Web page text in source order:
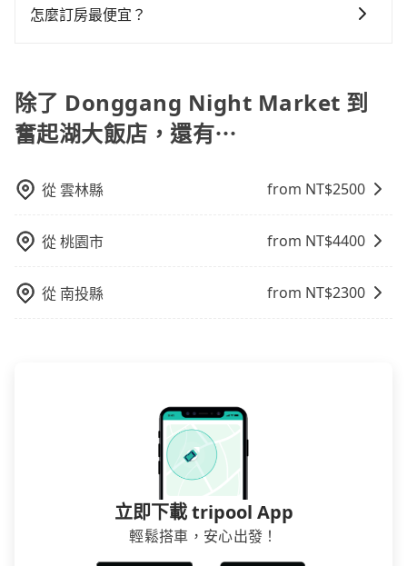
約tripool！如果你是獨自一人乘車，也可參考tripool的
小的風險。最後，雖然路邊隨租隨還看似方便，但實際
奮起湖大飯店的最佳選擇。
確認。一天包車的價格可能跟其他車隊相差無幾，但是
格通常是根據時間或距離來計算，而且在不同城市和地
下，旅步的包車服務價格相對更為透明和具體，一般是
按照包車時間和里程、車型來計費，價格在網站上公開
透明，方便客戶可以更加準確地了解行程所需時間和費
怎麼訂房最便宜？
地區、價位、人數、特殊需求來搜尋適合的旅店與房
型，更重要的是通常價格是官網的6~8折，如果又有加入
會員或者使用特定的信用卡，還可以累積點數做現金回
有Booking.com、Agoda.com、Hotels.com、
Expedia.com、Trip.com等。正常來說，線上刷卡付款
完後預定就完成，事先不用電話確認空房，事後也不用
告知付款完畢，一切都能在網路上操作。但有些較冷門
賣的現象，便有可能到了現場卻沒房可住的窘境，所以
介意多花一點錢省下這些瑣碎的事，台灣本土的AsiaYo
或者國際Airbnb都值得推薦。
除了 Donggang Night Market 到
奮起湖大飯店，還有⋯
從雲林縣 from NT$2500
從桃園市 from NT$4400
從 南投縣 from NT$2300
立即下載 tripool App
輕鬆搭車，安心出發！